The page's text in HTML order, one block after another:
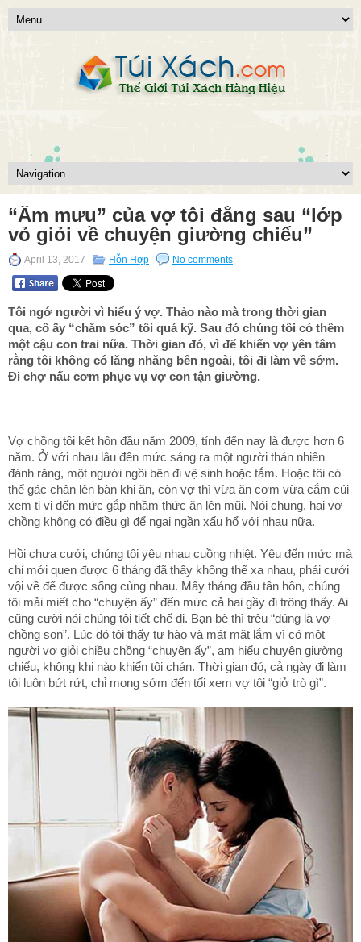
“Âm mưu” của vợ tôi đằng sau “lớp
vỏ giỏi về chuyện giường chiếu”
April 13, 2017 Hỗn Hợp No comments
Tôi ngớ người vì hiểu ý vợ. Thảo nào mà trong thời gian
qua, cô ấy “chăm sóc” tôi quá kỹ. Sau đó chúng tôi có thêm
một cậu con trai nữa. Thời gian đó, vì để khiến vợ yên tâm
rằng tôi không có lăng nhăng bên ngoài, tôi đi làm về sớm.
Đi chợ nấu cơm phục vụ vợ con tận giường.
Vợ chồng tôi kết hôn đầu năm 2009, tính đến nay là được hơn 6
năm. Ở với nhau lâu đến mức sáng ra một người thản nhiên
đánh răng, một người ngồi bên đi vệ sinh hoặc tắm. Hoặc tôi có
thể gác chân lên bàn khi ăn, còn vợ thì vừa ăn cơm vừa cắm cúi
xem ti vi đến mức gắp nhầm thức ăn lên mũi. Nói chung, hai vợ
chồng không có điều gì để ngại ngần xấu hổ với nhau nữa.
Hồi chưa cưới, chúng tôi yêu nhau cuồng nhiệt. Yêu đến mức mà
chỉ mới quen được 6 tháng đã thấy không thể xa nhau, phải cưới
vội về để được sống cùng nhau. Mấy tháng đầu tân hôn, chúng
tôi mải miết cho “chuyện ấy” đến mức cả hai gầy đi trông thấy. Ai
cũng cười nói chúng tôi tiết chế đi. Bạn bè thì trêu “đúng là vợ
chồng son”. Lúc đó tôi thấy tự hào và mát mặt lắm vì có một
người vợ giỏi chiều chồng “chuyện ấy”, am hiểu chuyện giường
chiếu, không khi nào khiến tôi chán. Thời gian đó, cả ngày đi làm
tôi luôn bứt rứt, chỉ mong sớm đến tối xem vợ tôi “giở trò gì”.